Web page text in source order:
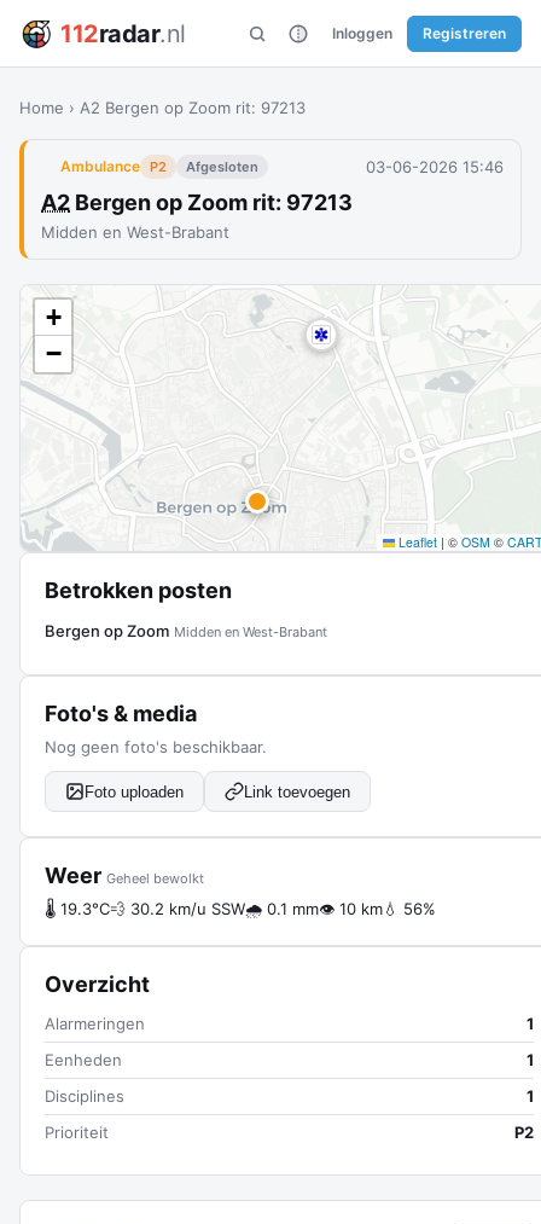
112radar.nl Inloggen Registreren
Home › A2 Bergen op Zoom rit: 97213
Ambulance P2 Afgesloten 03-06-2026 15:46
A2 Bergen op Zoom rit: 97213
Midden en West-Brabant
+
−
Leaflet | © OSM ©
Betrokken posten
Bergen op Zoom Midden en West-Brabant
Foto's & media
Nog geen foto's beschikbaar.
Foto uploaden Link toevoegen
Weer Geheel bewolkt
🌡 19.3°C💨 30.2 km/u SSW🌧 0.1 mm👁 10 km💧 56%
Overzicht
Alarmeringen
1
Eenheden
1
Disciplines
1
Prioriteit
P2